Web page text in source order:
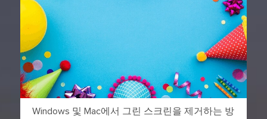
Windows 및 Mac에서 그린 스크린을 제거하는 방